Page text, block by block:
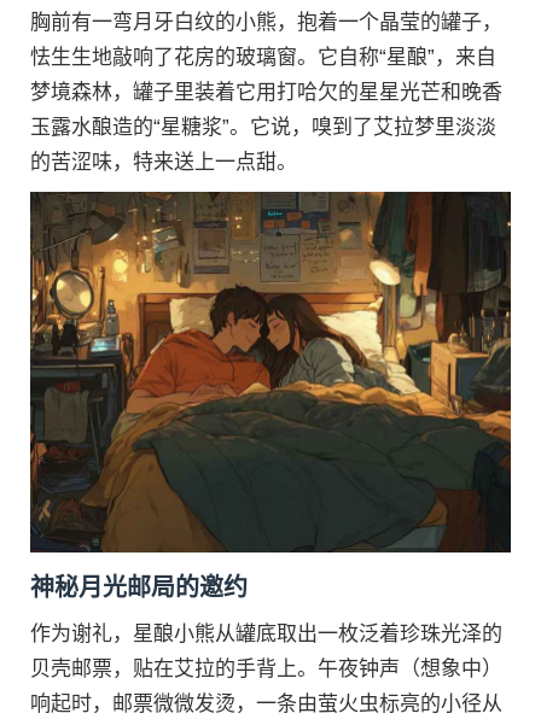
胸前有一弯月牙白纹的小熊，抱着一个晶莹的罐子，
怯生生地敲响了花房的玻璃窗。它自称“星酿”，来自
梦境森林，罐子里装着它用打哈欠的星星光芒和晚香
玉露水酿造的“星糖浆”。它说，嗅到了艾拉梦里淡淡
的苦涩味，特来送上一点甜。
神秘月光邮局的邀约
作为谢礼，星酿小熊从罐底取出一枚泛着珍珠光泽的
贝壳邮票，贴在艾拉的手背上。午夜钟声（想象中）
响起时，邮票微微发烫，一条由萤火虫标亮的小径从